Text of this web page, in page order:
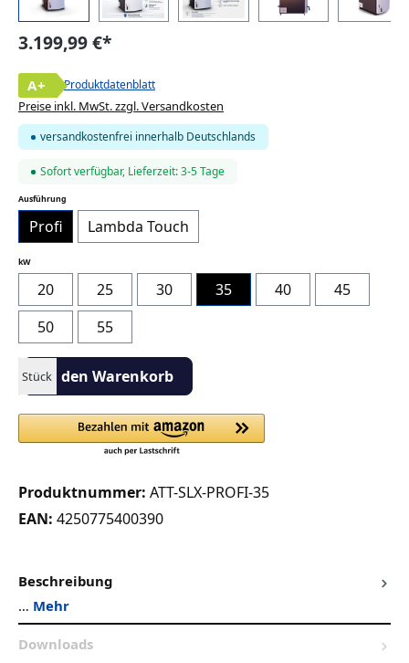
3.199,99 €*
A+ Produktdatenblatt
Preise inkl. MwSt. zzgl. Versandkosten
versandkostenfrei innerhalb Deutschlands
Sofort verfügbar, Lieferzeit: 3-5 Tage
Ausführung
Profi Lambda Touch
kWauswählen
20 25 30 35 40
45
50
55
Produkt Anzahl: Gib den gewünschten Wert ein oder benutze
StückIn den Warenkorb
Produktnummer: ATT-SLX-PROFI-35
EAN: 4250775400390
Beschreibung
… Mehr
Downloads